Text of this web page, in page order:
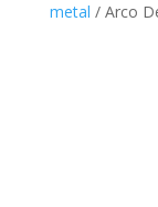
metal / Arco